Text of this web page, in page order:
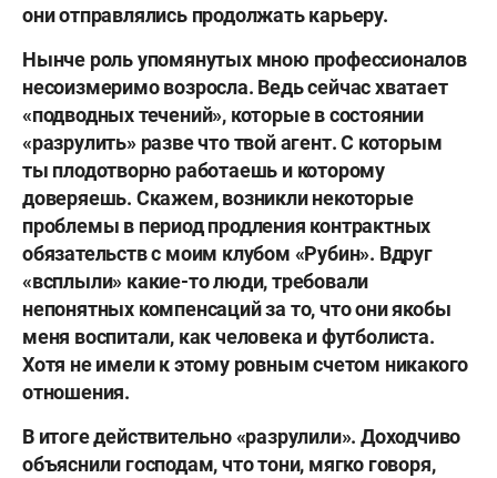
они отправлялись продолжать карьеру.
Нынче роль упомянутых мною профессионалов
несоизмеримо возросла. Ведь сейчас хватает
«подводных течений», которые в состоянии
«разрулить» разве что твой агент. С которым
ты плодотворно работаешь и которому
доверяешь. Скажем, возникли некоторые
проблемы в период продления контрактных
обязательств с моим клубом «Рубин». Вдруг
«всплыли» какие-то люди, требовали
непонятных компенсаций за то, что они якобы
меня воспитали, как человека и футболиста.
Хотя не имели к этому ровным счетом никакого
отношения.
В итоге действительно «разрулили». Доходчиво
объяснили господам, что тони, мягко говоря,